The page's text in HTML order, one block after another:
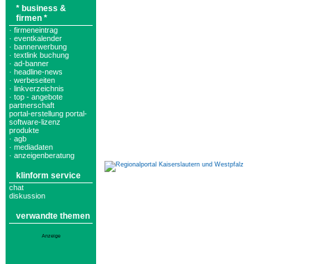
* business &
firmen *
· firmeneintrag
· eventkalender
· bannerwerbung
· textlink buchung
· ad-banner
· headline-news
· werbeseiten
· linkverzeichnis
· top - angebote
partnerschaft
portal-erstellung portal-
software-lizenz
produkte
· agb
· mediadaten
· anzeigenberatung
klinform service
chat
diskussion
verwandte themen
Anzeige